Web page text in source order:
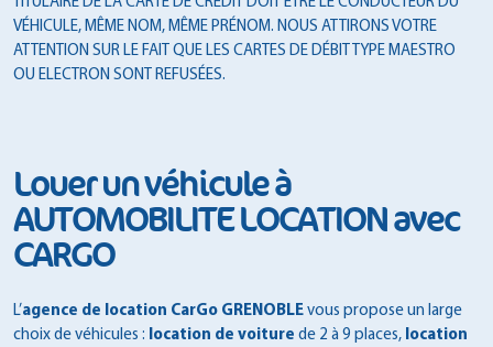
VÉHICULE, MÊME NOM, MÊME PRÉNOM. NOUS ATTIRONS VOTRE
ATTENTION SUR LE FAIT QUE LES CARTES DE DÉBIT TYPE MAESTRO
OU ELECTRON SONT REFUSÉES.
Louer un véhicule à
AUTOMOBILITE LOCATION avec
CARGO
L’agence de location CarGo GRENOBLE vous propose un large
choix de véhicules : location de voiture de 2 à 9 places, location